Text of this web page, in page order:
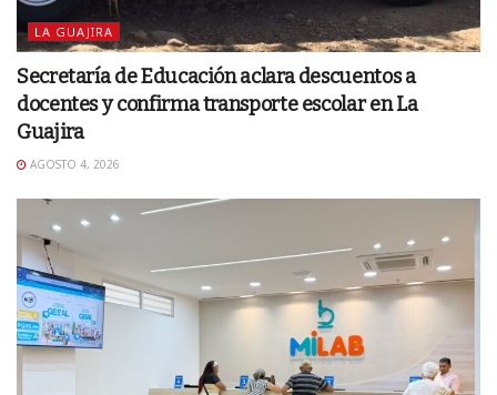
LA GUAJIRA
Secretaría de Educación aclara descuentos a
docentes y confirma transporte escolar en La
Guajira
AGOSTO 4, 2026